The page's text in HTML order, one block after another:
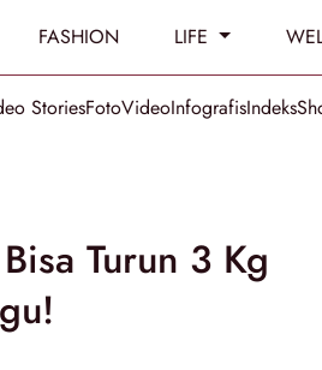
FASHION LIFE
StoriesFotoVideoInfografisIndeks
Turun 3 Kg